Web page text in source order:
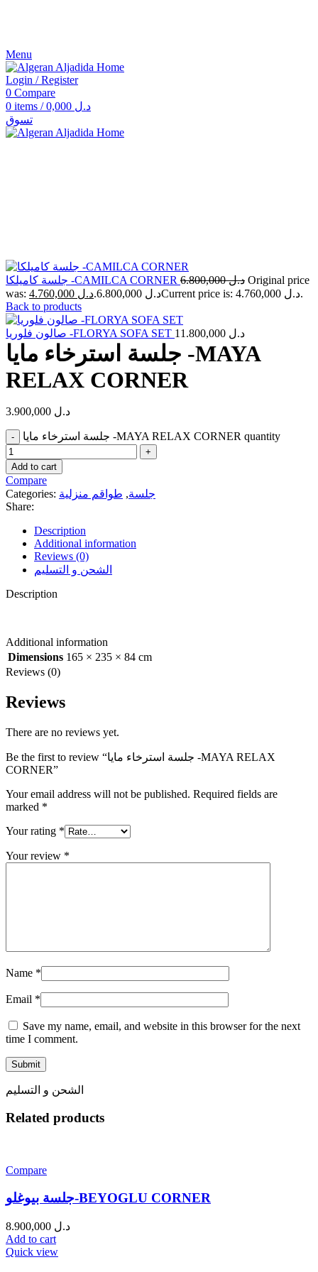
Menu
Login / Register
0 Compare
0 items / د.ل
تسوق
جلسة كاميلكا -CAMILCA CORNER د.ل6.800,000
Original price
was: د.ل 6.800,000.
د.ل
Current price is: د.ل 4.760,000.
Back to products
صالون فلوريا -FLORYA SOFA SET د.ل
جلسة استرخاء مايا -MAYA
RELAX CORNER
د.ل
جلسة استرخاء مايا -MAYA RELAX CORNER quantity
Add to cart
Compare
Categories:
جلسة, طواقم منزلية
Share:
Description
Additional information
Reviews (0)
الشحن و التسليم
Description
Additional information
Dimensions 165 × 235 × 84 cm
Reviews (0)
Reviews
There are no reviews yet.
Be the first to review “جلسة استرخاء مايا -MAYA RELAX
CORNER”
Your email address will not be published. Required fields are
marked *
Your rating *
Your review *
Name *
Email *
Save my name, email, and website in this browser for the next
time I comment.
الشحن و التسليم
Related products
Compare
جلسة بيوغلو-BEYOGLU CORNER
د.ل
Add to cart
Quick view